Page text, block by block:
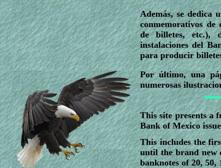
Además, se dedica
conmemorativos
de billetes, etc.),
instalaciones del
para producir
Por último, una
numerosas
This site presents a
Bank of Mexico
This includes the
until the brand new
banknotes of 20, 50,